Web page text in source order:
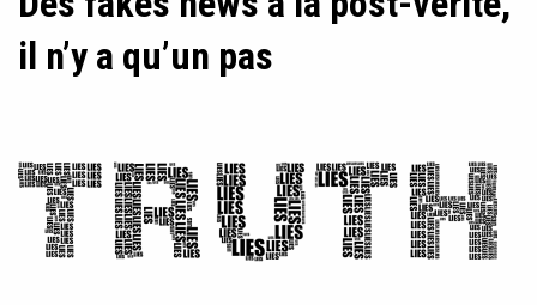
il n’y a qu’un pas